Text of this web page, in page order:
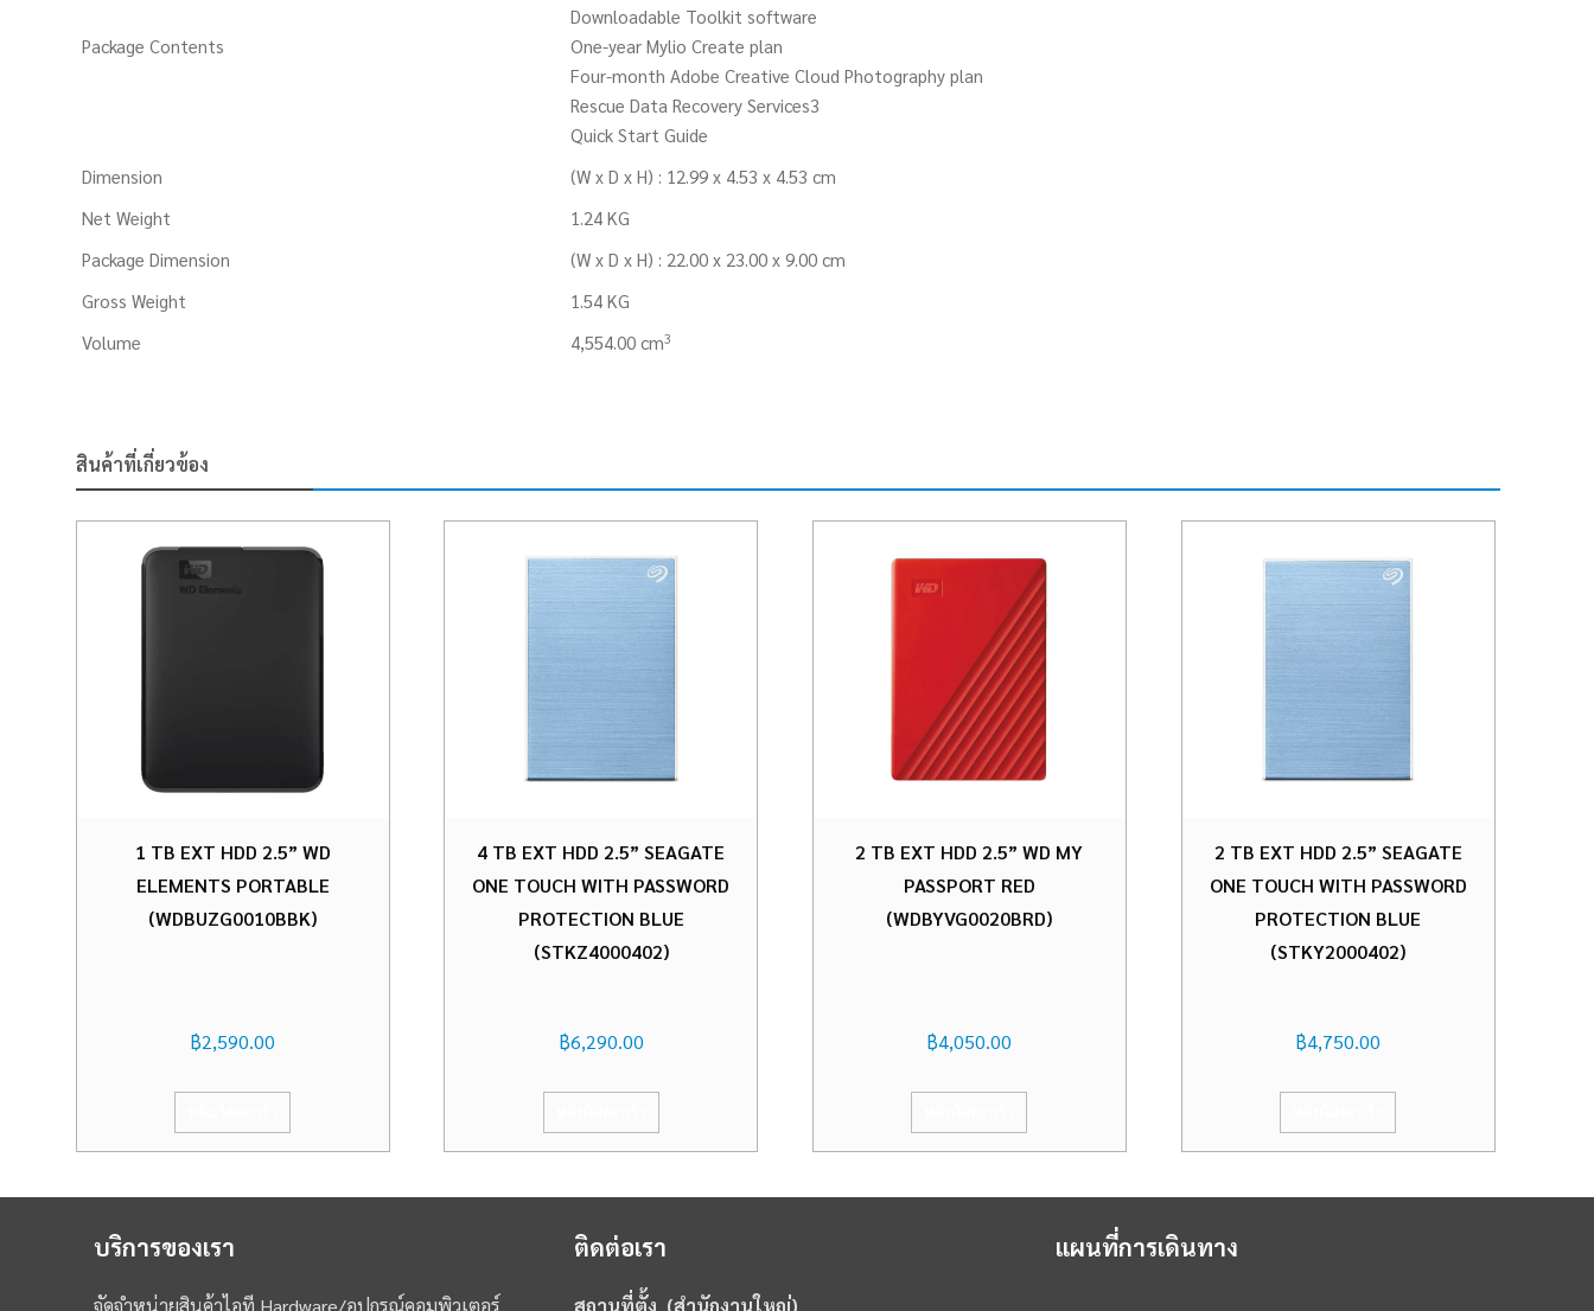
Package Contents
Downloadable Toolkit software
One-year Mylio Create plan
Four-month Adobe Creative Cloud Photography plan
Rescue Data Recovery Services3
Quick Start Guide
Dimension
(W x D x H) : 12.99 x 4.53 x 4.53 cm
Net Weight
1.24 KG
Package Dimension
(W x D x H) : 22.00 x 23.00 x 9.00 cm
Gross Weight
1.54 KG
Volume
4,554.00 cm3
สินค้าที่เกี่ยวข้อง
1 TB EXT HDD 2.5” WD
ELEMENTS PORTABLE
(WDBUZG0010BBK)
฿2,590.00
4 TB EXT HDD 2.5” SEAGATE
ONE TOUCH WITH PASSWORD
PROTECTION BLUE
(STKZ4000402)
฿6,290.00
2 TB EXT HDD 2.5” WD MY
PASSPORT RED
(WDBYVG0020BRD)
฿4,050.00
2 TB EXT HDD 2.5” SEAGATE
ONE TOUCH WITH PASSWORD
PROTECTION BLUE
(STKY2000402)
฿4,750.00
บริการของเรา
จัดจำหน่ายสินค้าไอที Hardware/อุปกรณ์คอมพิวเตอร์
ติดต่อเรา
สถานที่ตั้ง (สำนักงานใหญ่)
แผนที่การเดินทาง